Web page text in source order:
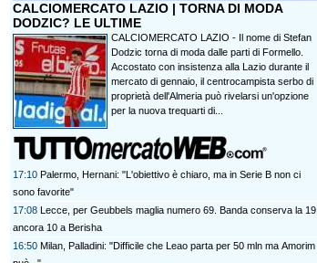
CALCIOMERCATO LAZIO | TORNA DI MODA
DODZIC? LE ULTIME
CALCIOMERCATO LAZIO - Il nome di Stefan
Dodzic torna di moda dalle parti di Formello.
Accostato con insistenza alla Lazio durante il
mercato di gennaio, il centrocampista serbo di
proprietà dell'Almeria può rivelarsi un'opzione
per la nuova trequarti di...
17:10 Palermo, Hernani: "L'obiettivo è chiaro, ma in Serie B non ci
sono favorite"
17:08 Lecce, per Geubbels maglia numero 69. Banda conserva la 19,
ancora 10 a Berisha
16:50 Milan, Palladini: "Difficile che Leao parta per 50 mln ma Amorim